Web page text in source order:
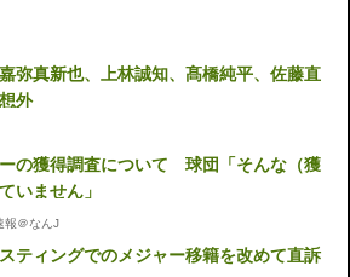
弥真新也、上林誠知、髙橋純平、佐藤直
外
の獲得調査について 球団「そんな（獲
いません」
報＠なんJ
ティングでのメジャー移籍を改めて直訴